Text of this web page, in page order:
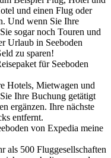
und einen Flug oder
Und wenn Sie Ihre
sogar noch Touren und
Urlaub in Seeboden
zu sparen!
für Seeboden
Hotels, Mietwagen und
Ihre Buchung getätigt
ergänzen. Ihre nächste
entfernt.
von Expedia meine
als 500 Fluggesellschaften